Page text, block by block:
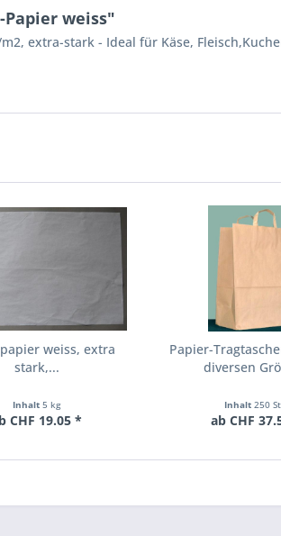
weiss"
extra-stark - Ideal für Käse,
weiss, extra
stark,...
Inhalt5 kg
CHF 19.05 *
Papier-
diversen
Inhalt 250
ab CHF